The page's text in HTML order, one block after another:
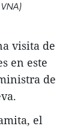
visita de
en este
de
el